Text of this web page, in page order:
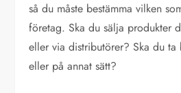
så du måste bestämma vilken
företag. Ska du sälja produkter
eller via distributörer? Ska du ta
eller på annat sätt?